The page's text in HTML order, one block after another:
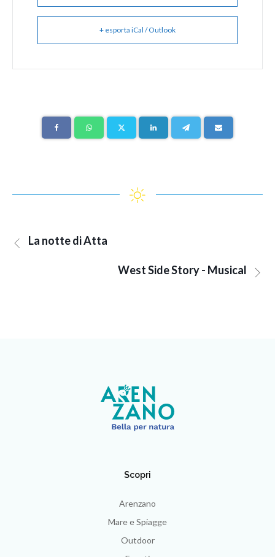
+ esporta iCal / Outlook
La notte di Atta
West Side Story - Musical
Scopri
Arenzano
Mare e Spiagge
Outdoor